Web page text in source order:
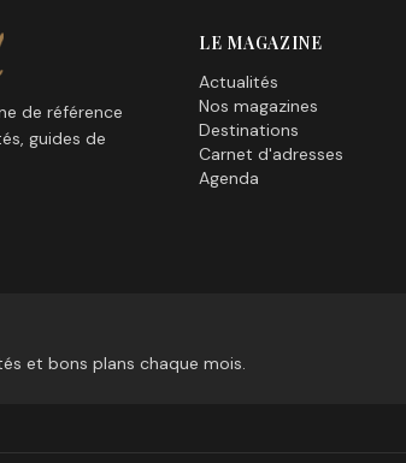
de référence
guides de
LE MAGAZINE
Actualités
Nos magazines
Destinations
Carnet d'adresses
Agenda
et bons plans chaque mois.